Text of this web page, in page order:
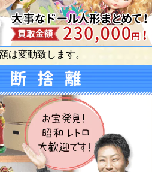
は変動致します。